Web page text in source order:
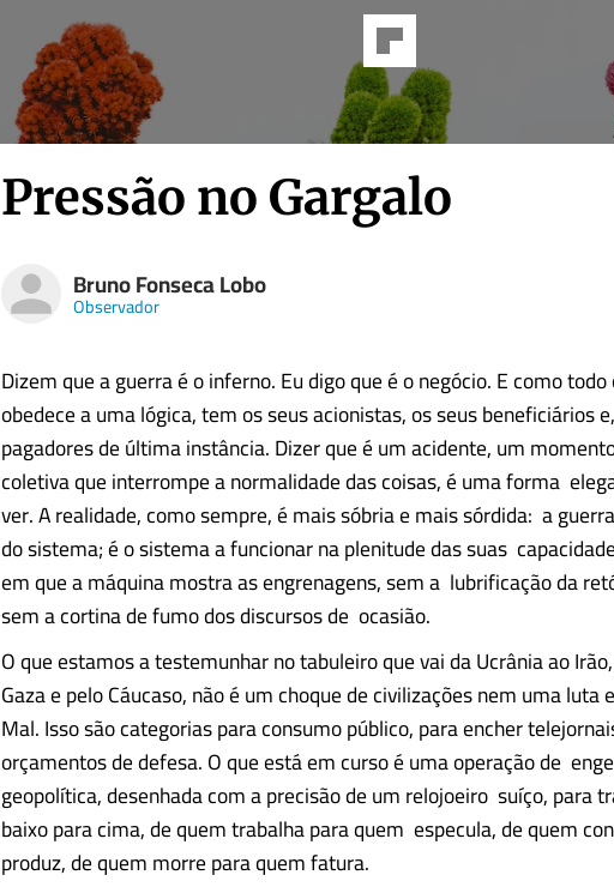
Pressão no Gargalo
Bruno Fonseca Lobo
Observador
Dizem que a guerra é o inferno. Eu digo que é o negócio. E como
obedece a uma lógica, tem os seus acionistas, os seus beneficiários
pagadores de última instância. Dizer que é um acidente, um
coletiva que interrompe a normalidade das coisas, é uma forma
ver. A realidade, como sempre, é mais sóbria e mais sórdida: a
do sistema; é o sistema a funcionar na plenitude das suas
em que a máquina mostra as engrenagens, sem a lubrificação da
sem a cortina de fumo dos discursos de ocasião.
O que estamos a testemunhar no tabuleiro que vai da Ucrânia ao
Gaza e pelo Cáucaso, não é um choque de civilizações nem uma
Mal. Isso são categorias para consumo público, para encher
orçamentos de defesa. O que está em curso é uma operação de
geopolítica, desenhada com a precisão de um relojoeiro suíço, para
baixo para cima, de quem trabalha para quem especula, de quem
produz, de quem morre para quem fatura.